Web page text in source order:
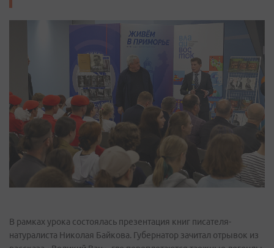
В рамках урока состоялась презентация книг писателя-
натуралиста Николая Байкова. Губернатор зачитал отрывок из